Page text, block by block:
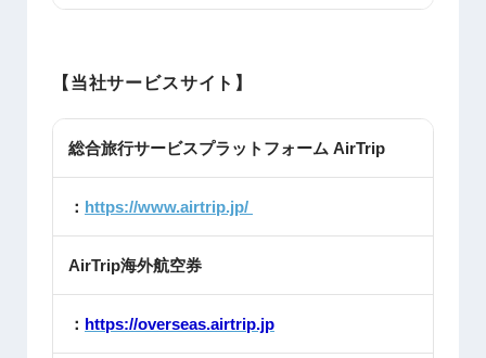
【当社サービスサイト】
総合旅行サービスプラットフォーム AirTrip
： https://www.airtrip.jp/
AirTrip海外航空券
： https://overseas.airtrip.jp